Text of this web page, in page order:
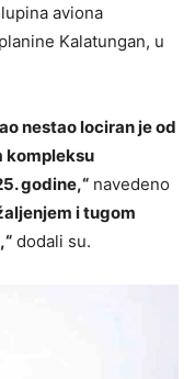
aviona
Kalatungan, u
nestao lociran je od
kompleksu
godine,“ navedeno
i tugom
dodali su.